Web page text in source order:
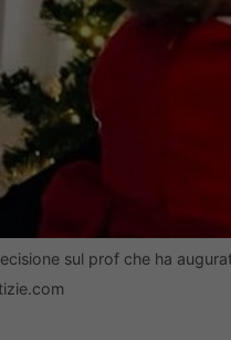
sul prof che ha